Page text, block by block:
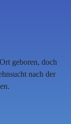
geboren, doch
nach der